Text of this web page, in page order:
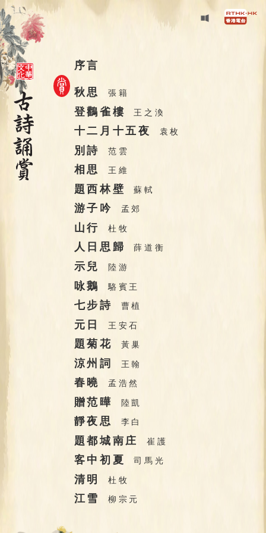
序言
秋思 張籍
登鸛雀樓 王之渙
十二月十五夜 袁枚
別詩 范雲
相思 王維
題西林壁 蘇軾
游子吟 孟郊
山行 杜牧
人日思歸 薛道衡
示兒 陸游
咏鵝 駱賓王
七步詩 曹植
元日 王安石
題菊花 黃巢
涼州詞 王翰
春曉 孟浩然
贈范曄 陸凱
靜夜思 李白
題都城南庄 崔護
客中初夏 司馬光
清明 杜牧
江雪 柳宗元